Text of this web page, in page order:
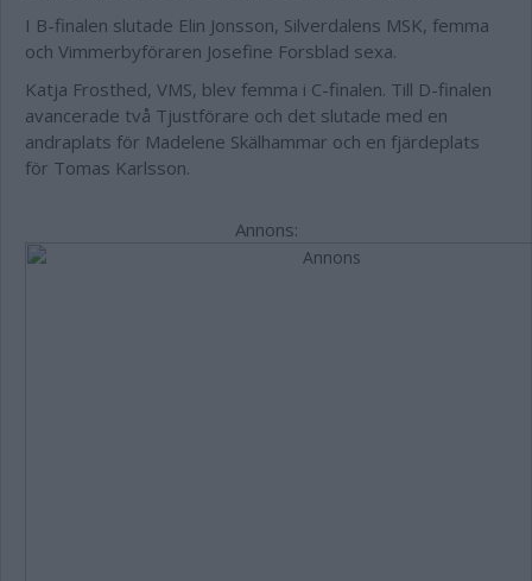
I B-finalen slutade Elin Jonsson, Silverdalens MSK, femma
och Vimmerbyföraren Josefine Forsblad sexa.
Katja Frosthed, VMS, blev femma i C-finalen. Till D-finalen
avancerade två Tjustförare och det slutade med en
andraplats för Madelene Skälhammar och en fjärdeplats
för Tomas Karlsson.
Annons: